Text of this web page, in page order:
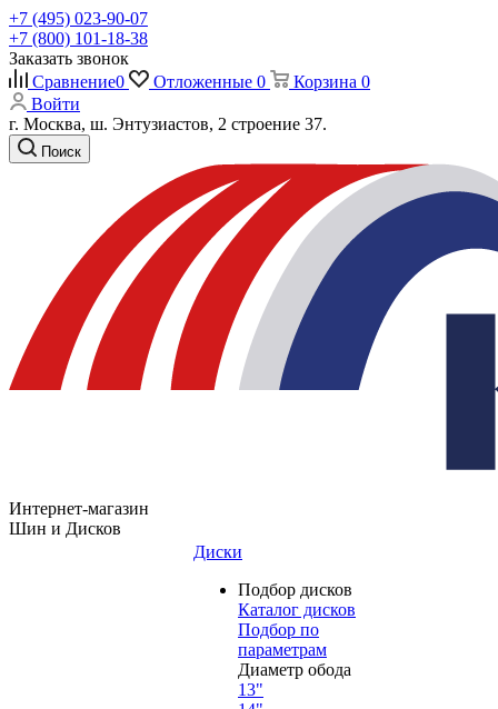
+7 (495) 023-90-07
+7 (800) 101-18-38
Заказать звонок
Сравнение0 Отложенные 0 Корзина 0
Войти
г. Москва, ш. Энтузиастов, 2 строение 37.
Поиск
Интернет-магазин
Шин и Дисков
Диски
Подбор дисков
Каталог дисков
Подбор по
параметрам
Диаметр обода
13"